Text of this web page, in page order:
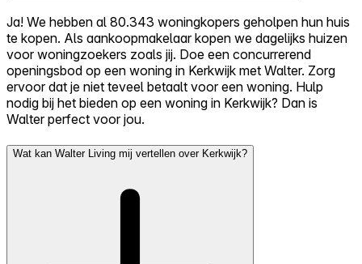
Ja! We hebben al 80.343 woningkopers geholpen hun huis
te kopen. Als aankoopmakelaar kopen we dagelijks huizen
voor woningzoekers zoals jij. Doe een concurrerend
openingsbod op een woning in Kerkwijk met Walter. Zorg
ervoor dat je niet teveel betaalt voor een woning. Hulp
nodig bij het bieden op een woning in Kerkwijk? Dan is
Walter perfect voor jou.
Wat kan Walter Living mij vertellen over Kerkwijk?